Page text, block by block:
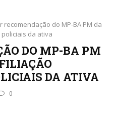
recomendação do MP-BA PM da
da ativa
DO MP-BA PM
DA ATIVA
0